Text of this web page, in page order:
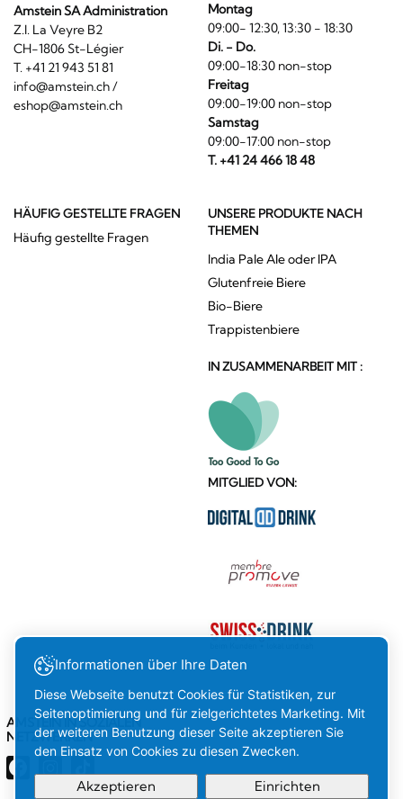
Amstein SA Administration
Z.I. La Veyre B2
CH-1806 St-Légier
T. +41 21 943 51 81
info@amstein.ch/
eshop@amstein.ch
Montag
09:00- 12:30, 13:30 - 18:30
Di. - Do.
09:00-18:30 non-stop
Freitag
09:00-19:00 non-stop
Samstag
09:00-17:00 non-stop
T. +41 24 466 18 48
HÄUFIG GESTELLTE FRAGEN
Häufig gestellte Fragen
UNSERE PRODUKTE NACH
THEMEN
India Pale Ale oder IPA
Glutenfreie Biere
Bio-Biere
Trappistenbiere
IN ZUSAMMENARBEIT MIT :
MITGLIED VON:
AMSTEIN IN SOZIALEN
NETZWERKEN
Informationen über Ihre Daten
Diese Webseite benutzt Cookies für Statistiken, zur
Seitenoptimierung und für zielgerichtetes Marketing. Mit
der weiteren Benutzung dieser Seite akzeptieren Sie
den Einsatz von Cookies zu diesen Zwecken.
Akzeptieren Einrichten